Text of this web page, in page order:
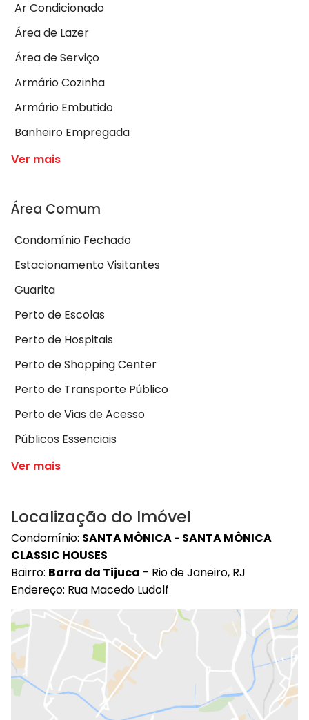
Ar Condicionado
Área de Lazer
Área de Serviço
Armário Cozinha
Armário Embutido
Banheiro Empregada
Ver mais
Área Comum
Condomínio Fechado
Estacionamento Visitantes
Guarita
Perto de Escolas
Perto de Hospitais
Perto de Shopping Center
Perto de Transporte Público
Perto de Vias de Acesso
Públicos Essenciais
Ver mais
Localização do Imóvel
Condomínio: SANTA MÔNICA - SANTA MÔNICA
CLASSIC HOUSES
Bairro: Barra da Tijuca - Rio de Janeiro, RJ
Endereço: Rua Macedo Ludolf